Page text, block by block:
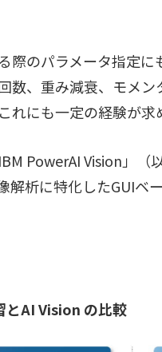
際のパラメータ指定
数、重み減衰、モメ
れにも一定の経験が求
PowerAI Vision」（
解析に特化したGUIベ
とAI Vision の比較